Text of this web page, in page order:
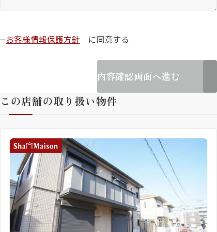
お客様情報保護方針 に同意する
内容確認画面へ進む
この店舗の取り扱い物件